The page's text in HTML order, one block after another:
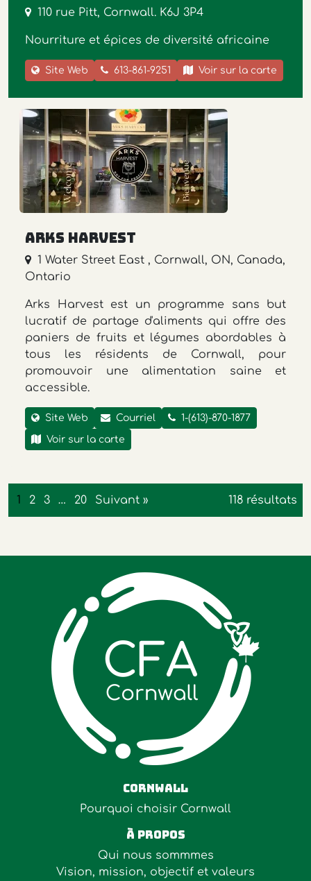
110 rue Pitt, Cornwall. K6J 3P4
Nourriture et épices de diversité africaine
Site Web 613-861-9251 Voir sur la carte
Arks Harvest
1 Water Street East , Cornwall, ON, Canada,
Ontario
Arks Harvest est un programme sans but
lucratif de partage d'aliments qui offre des
paniers de fruits et légumes abordables à
tous les résidents de Cornwall, pour
promouvoir une alimentation saine et
accessible.
Site Web Courriel 1-(613)-870-1877
Voir sur la carte
1 2 3 … 20 Suivant » 118 résultats
Cornwall
Pourquoi choisir Cornwall
À Propos
Qui nous sommmes
Vision, mission, objectif et valeurs